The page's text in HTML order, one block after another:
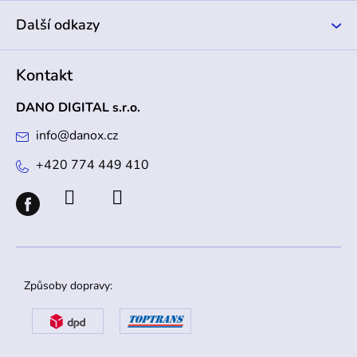
Další odkazy
Kontakt
DANO DIGITAL s.r.o.
info@danox.cz
+420 774 449 410
Způsoby dopravy: